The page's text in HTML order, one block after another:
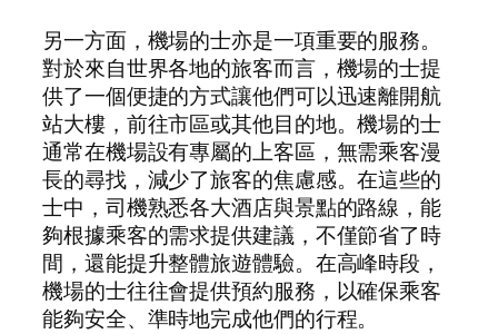
另一方面，機場的士亦是一項重要的服務。
對於來自世界各地的旅客而言，機場的士提
供了一個便捷的方式讓他們可以迅速離開航
站大樓，前往市區或其他目的地。機場的士
通常在機場設有專屬的上客區，無需乘客漫
長的尋找，減少了旅客的焦慮感。在這些的
士中，司機熟悉各大酒店與景點的路線，能
夠根據乘客的需求提供建議，不僅節省了時
間，還能提升整體旅遊體驗。在高峰時段，
機場的士往往會提供預約服務，以確保乘客
能夠安全、準時地完成他們的行程。